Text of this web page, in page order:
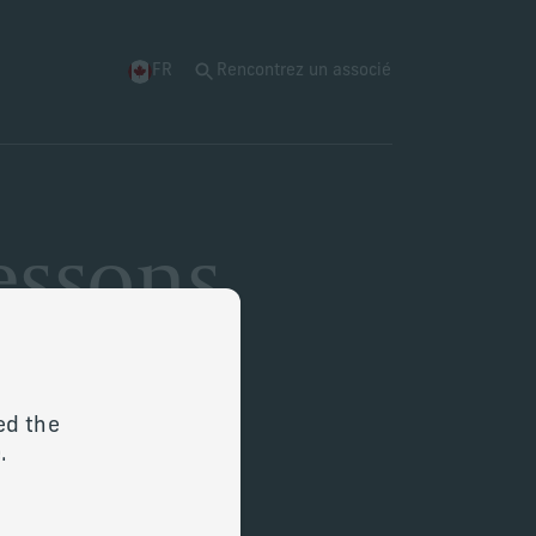
FR
the
Rencontrez un associé
avec votre vie, vos